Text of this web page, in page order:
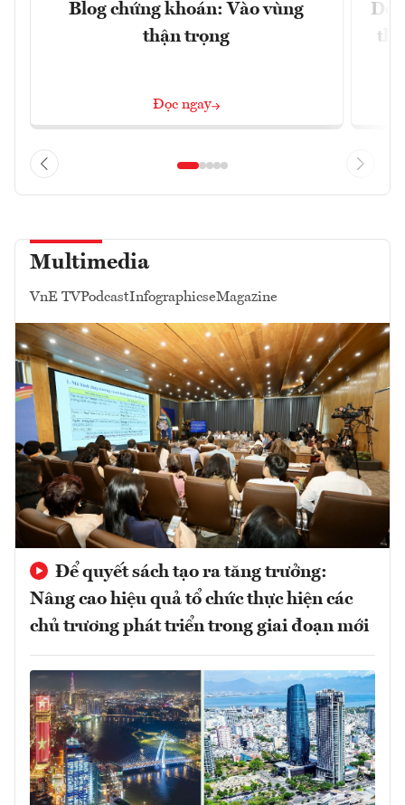
Blog chứng khoán: Vào vùng
thận trọng
Đọc ngay
thị
Multimedia
VnE TVPodcastInfographicseMagazine
Để quyết sách tạo ra tăng trưởng:
Nâng cao hiệu quả tổ chức thực hiện các
chủ trương phát triển trong giai đoạn mới